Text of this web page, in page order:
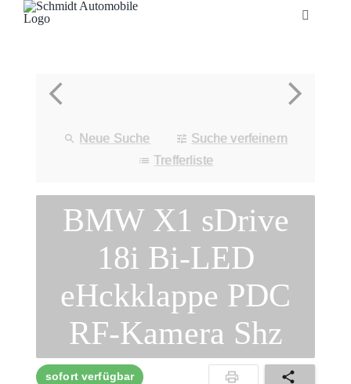
Toggle
Fahrzeuge
Neuheiten
Service
Neue Suche
Suche verfeinern
Trefferliste
BMW X1 sDrive
18i Bi-LED
eHckklappe PDC
RF-Kamera Shz
sofort verfügbar